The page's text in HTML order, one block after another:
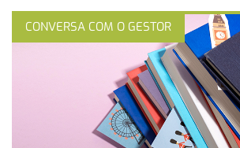
CONVERSA COM O GESTOR